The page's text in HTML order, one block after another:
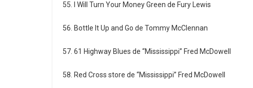
55. I Will Turn Your Money Green de Fury Lewis
56. Bottle It Up and Go de Tommy McClennan
57. 61 Highway Blues de “Mississippi” Fred McDowell
58. Red Cross store de “Mississippi” Fred McDowell